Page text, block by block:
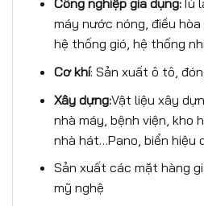
Công nghiệp gia dụng:Tủ
máy nước nóng, điều
hệ thống gió, hệ thống
Cơkhí: Sản xuất ô tô,
Xây dựng:Vật liệu xây
nhà máy, bệnh viện, kho
nhà hát…Pano, biển hiệu
Sản xuất các mặt hàng
mỹ nghệ